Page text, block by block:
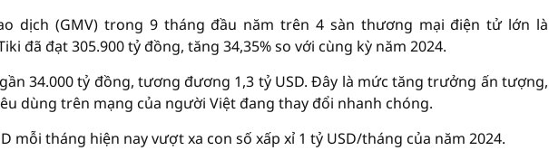
dịch (GMV) trong 9 tháng đầu năm trên 4 sàn thương mại điện tử lớn là
đã đạt 305.900 tỷ đồng, tăng 34,35% so với cùng kỳ năm 2024.
34.000 tỷ đồng, tương đương 1,3 tỷ USD. Đây là mức tăng trưởng ấn tượng,
dùng trên mạng của người Việt đang thay đổi nhanh chóng.
mỗi tháng hiện nay vượt xa con số xấp xỉ 1 tỷ USD/tháng của năm 2024.